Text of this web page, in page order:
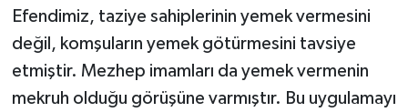
Efendimiz, taziye sahiplerinin yemek vermesini
değil, komşuların yemek götürmesini tavsiye
etmiştir. Mezhep imamları da yemek vermenin
mekruh olduğu görüşüne varmıştır. Bu uygulamayı